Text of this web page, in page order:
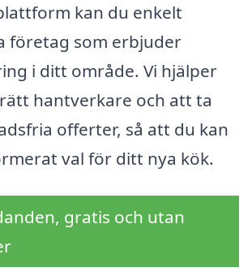
kan du enkelt
företag som erbjuder
i ditt område. Vi hjälper
hantverkare och att ta
offerter, så att du kan
val för ditt nya kök.
gratis och utan